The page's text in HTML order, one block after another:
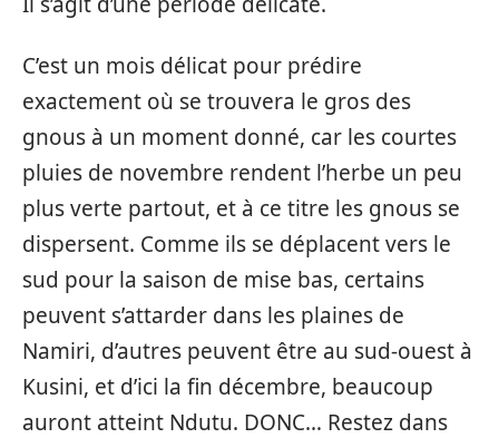
C’est un mois délicat pour prédire
exactement où se trouvera le gros des
gnous à un moment donné, car les courtes
pluies de novembre rendent l’herbe un peu
plus verte partout, et à ce titre les gnous se
dispersent. Comme ils se déplacent vers le
sud pour la saison de mise bas, certains
peuvent s’attarder dans les plaines de
Namiri, d’autres peuvent être au sud-ouest à
Kusini, et d’ici la fin décembre, beaucoup
auront atteint Ndutu. DONC… Restez dans